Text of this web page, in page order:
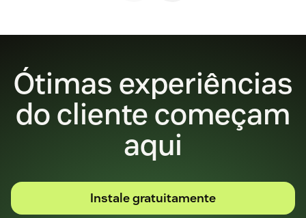
Ótimas experiências
do cliente começam
aqui
Instale gratuitamente